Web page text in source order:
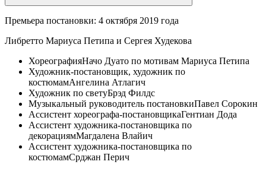
Премьера постановки: 4 октября 2019 года
Либретто Мариуса Петипа и Сергея Худекова
ХореографияНачо Дуато по мотивам Мариуса Петипа
Художник-постановщик, художник по
костюмамАнгелина Атлагич
Художник по светуБрэд Филдс
Музыкальный руководитель постановкиПавел Сорокин
Ассистент хореографа-постановщикаГентиан Дода
Ассистент художника-постановщика по
декорациямМагдалена Влайич
Ассистент художника-постановщика по
костюмамСрджан Перич